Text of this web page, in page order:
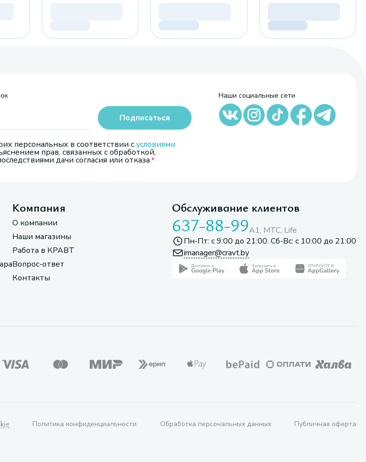
персональных в соответствии сусловиями
прав, связанных с обработкой,
дачи согласия или отказа.
Подписаться
Наши социальные сети
Компания
О компании
Наши магазины
Работа в КРАВТ
Вопрос-ответ
Контакты
Обслуживание клиентов
637-88-99A1, МТС, Life
Пн-Пт: с 9:00 до 21:00. Сб-Вс: с 10:00 до 21:00
imanager@cravt.by
Политика конфиденциальности Обработка персональных данных Публичная оферта